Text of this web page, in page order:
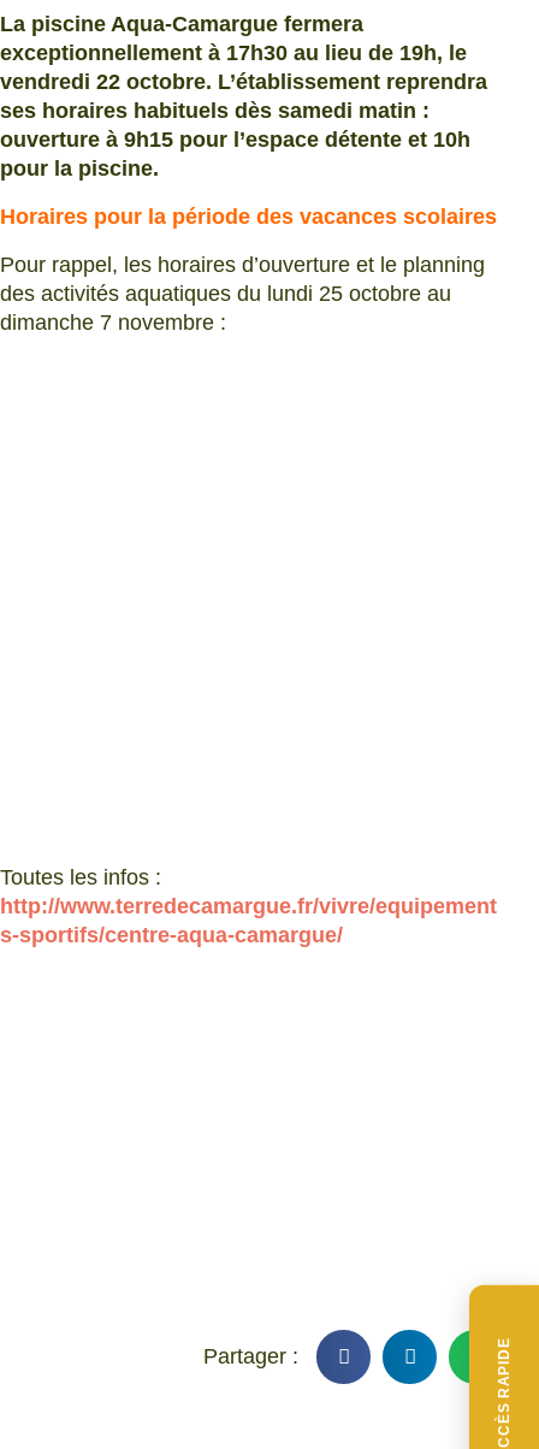
ACCÈS RAPIDE
La piscine Aqua-Camargue fermera
exceptionnellement à 17h30 au lieu de 19h, le
vendredi 22 octobre. L’établissement reprendra
ses horaires habituels dès samedi matin :
ouverture à 9h15 pour l’espace détente et 10h
pour la piscine.
Horaires pour la période des vacances scolaires
Pour rappel, les horaires d’ouverture et le planning
des activités aquatiques du lundi 25 octobre au
dimanche 7 novembre :
Toutes les infos :
http://www.terredecamargue.fr/vivre/equipement
s-sportifs/centre-aqua-camargue/